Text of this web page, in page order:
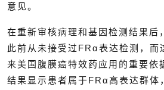
意见。
在重新审核病理和基因检测结果后
此前从未接受过FRα表达检测，而
来美国腹膜癌特效药应用的重要依
结果显示患者属于FRα高表达群体